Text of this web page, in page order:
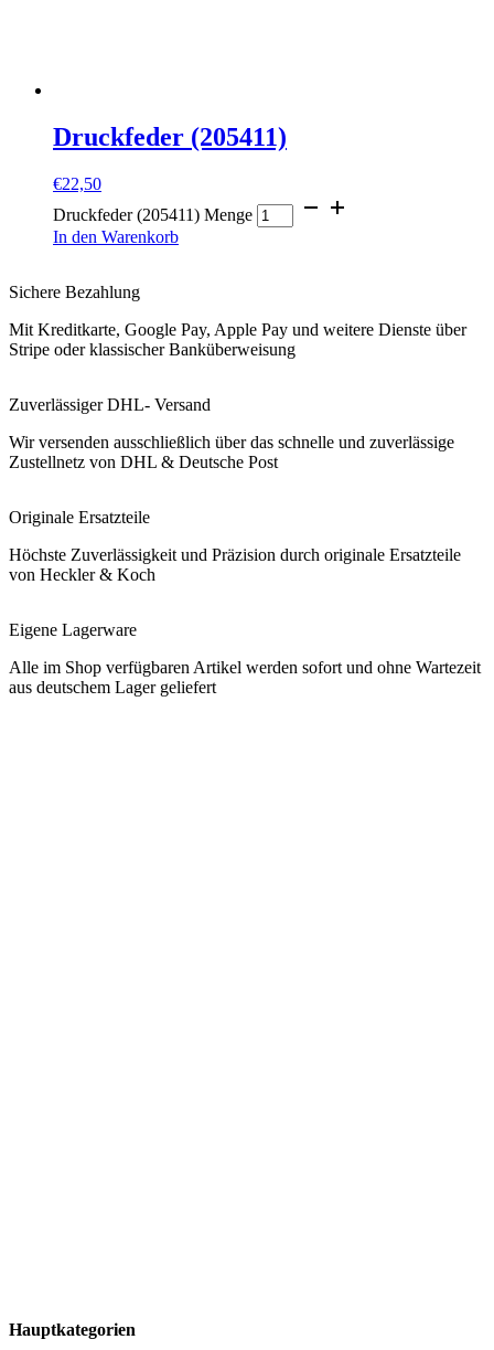
Druckfeder (205411)
€22,50
Druckfeder (205411) Menge
In den Warenkorb
Sichere Bezahlung
Mit Kreditkarte, Google Pay, Apple Pay und weitere Dienste über
Stripe oder klassischer Banküberweisung
Zuverlässiger DHL- Versand
Wir versenden ausschließlich über das schnelle und zuverlässige
Zustellnetz von DHL & Deutsche Post
Originale Ersatzteile
Höchste Zuverlässigkeit und Präzision durch originale Ersatzteile
von Heckler & Koch
Eigene Lagerware
Alle im Shop verfügbaren Artikel werden sofort und ohne Wartezeit
aus deutschem Lager geliefert
Hauptkategorien